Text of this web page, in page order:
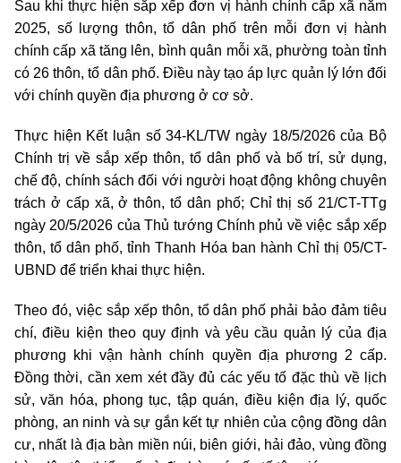
Sau khi thực hiện sắp xếp đơn vị hành chính cấp xã năm
2025, số lượng thôn, tổ dân phố trên mỗi đơn vị hành
chính cấp xã tăng lên, bình quân mỗi xã, phường toàn tỉnh
có 26 thôn, tổ dân phố. Điều này tạo áp lực quản lý lớn đối
với chính quyền địa phương ở cơ sở.
Thực hiện Kết luận số 34-KL/TW ngày 18/5/2026 của Bộ
Chính trị về sắp xếp thôn, tổ dân phố và bố trí, sử dụng,
chế độ, chính sách đối với người hoạt động không chuyên
trách ở cấp xã, ở thôn, tổ dân phố; Chỉ thị số 21/CT-TTg
ngày 20/5/2026 của Thủ tướng Chính phủ về việc sắp xếp
thôn, tổ dân phố, tỉnh Thanh Hóa ban hành Chỉ thị 05/CT-
UBND để triển khai thực hiện.
Theo đó, việc sắp xếp thôn, tổ dân phố phải bảo đảm tiêu
chí, điều kiện theo quy định và yêu cầu quản lý của địa
phương khi vận hành chính quyền địa phương 2 cấp.
Đồng thời, cần xem xét đầy đủ các yếu tố đặc thù về lịch
sử, văn hóa, phong tục, tập quán, điều kiện địa lý, quốc
phòng, an ninh và sự gắn kết tự nhiên của cộng đồng dân
cư, nhất là địa bàn miền núi, biên giới, hải đảo, vùng đồng